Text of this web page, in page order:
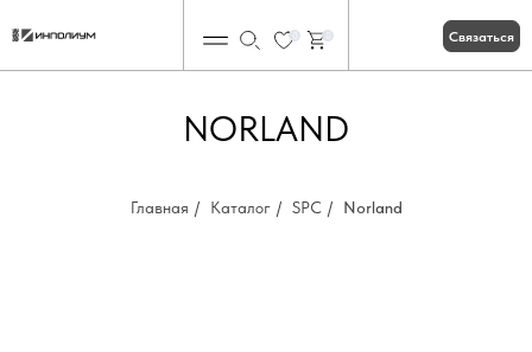
Связаться
NORLAND
Главная / Каталог / SPC / Norland